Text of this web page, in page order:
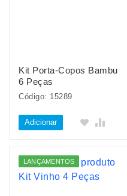
Kit Porta-Copos Bambu
6 Peças
Código: 15289
Adicionar
LANÇAMENTOS